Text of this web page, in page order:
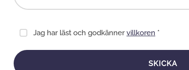
Jag har läst och godkännervillkoren *
SKICKA